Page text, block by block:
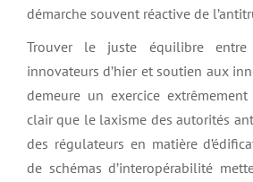
démarche souvent réactive de
Trouver le juste équilibre entre
innovateurs d’hier et soutien aux
demeure un exercice
clair que le laxisme des autorités
des régulateurs en matière
de schémas d’interopérabilité